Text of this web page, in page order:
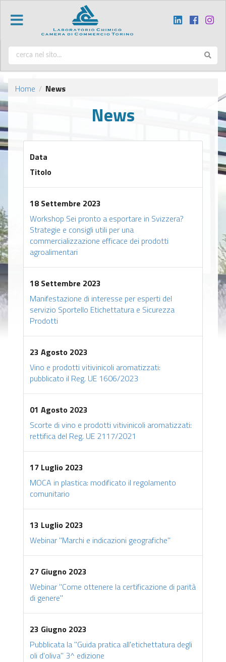
Home / News
News
Data
Titolo
18 Settembre 2023
Workshop Sei pronto a esportare in Svizzera?
Strategie e consigli utili per una
commercializzazione efficace dei prodotti
agroalimentari
18 Settembre 2023
Manifestazione di interesse per esperti del
servizio Sportello Etichettatura e Sicurezza
Prodotti
23 Agosto 2023
Vino e prodotti vitivinicoli aromatizzati:
pubblicato il Reg. UE 1606/2023
01 Agosto 2023
Scorte di vino e prodotti vitivinicoli aromatizzati:
rettifica del Reg. UE 2117/2021
17 Luglio 2023
MOCA in plastica: modificato il regolamento
comunitario
13 Luglio 2023
Webinar "Marchi e indicazioni geografiche"
27 Giugno 2023
Webinar "Come ottenere la certificazione di parità
di genere"
23 Giugno 2023
Pubblicata la "Guida pratica all'etichettatura degli
oli d'oliva" 3^ edizione